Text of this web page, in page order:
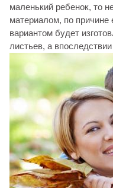
маленький ребенок, то
материалом, по
вариантом будет
листьев, а